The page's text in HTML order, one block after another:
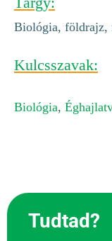
Biológia, földrajz,
Kulcsszavak:
Biológia,
Tudtad?